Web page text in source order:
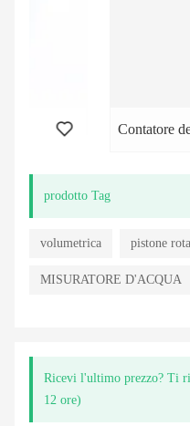
Contatore dell'acqua a
prodotto Tag
volumetrica pistone
MISURATORE D'ACQUA
Ricevi l'ultimo prezzo? Ti
12 ore)